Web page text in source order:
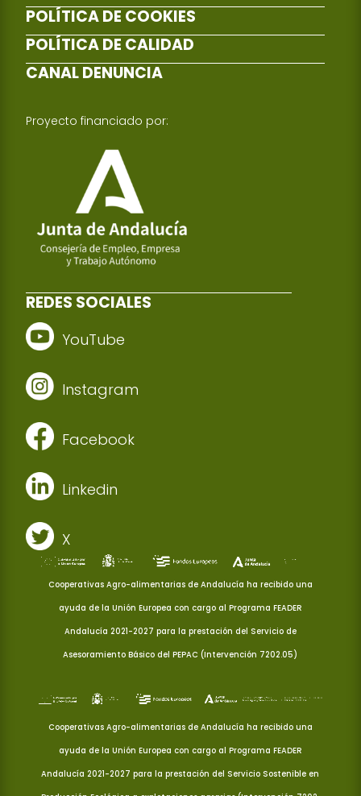
POLÍTICA DE COOKIES
POLÍTICA DE CALIDAD
CANAL DENUNCIA
Proyecto financiado por:
REDES SOCIALES
YouTube
Instagram
Facebook
Linkedin
X
Cooperativas Agro-alimentarias de Andalucía ha recibido una
ayuda de la Unión Europea con cargo al Programa FEADER
Andalucía 2021-2027 para la prestación del Servicio de
Asesoramiento Básico del PEPAC (Intervención 7202.05)
Cooperativas Agro-alimentarias de Andalucía ha recibido una
ayuda de la Unión Europea con cargo al Programa FEADER
Andalucía 2021-2027 para la prestación del Servicio Sostenible en